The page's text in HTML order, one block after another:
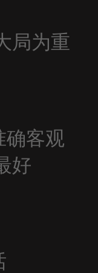
局为重
确客观
好